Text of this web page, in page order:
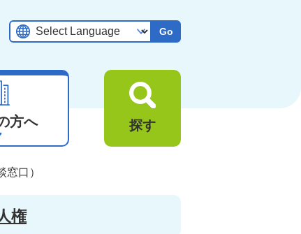
Go
方へ 探す
口）
権